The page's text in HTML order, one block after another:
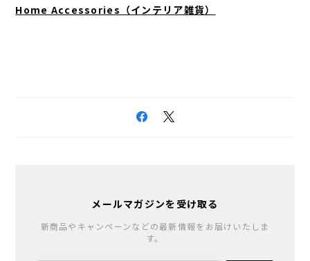
Home Accessories（インテリア雑貨）
メールマガジンを受け取る
新商品やキャンペーンなどの最新情報をお届けいたしま
す。